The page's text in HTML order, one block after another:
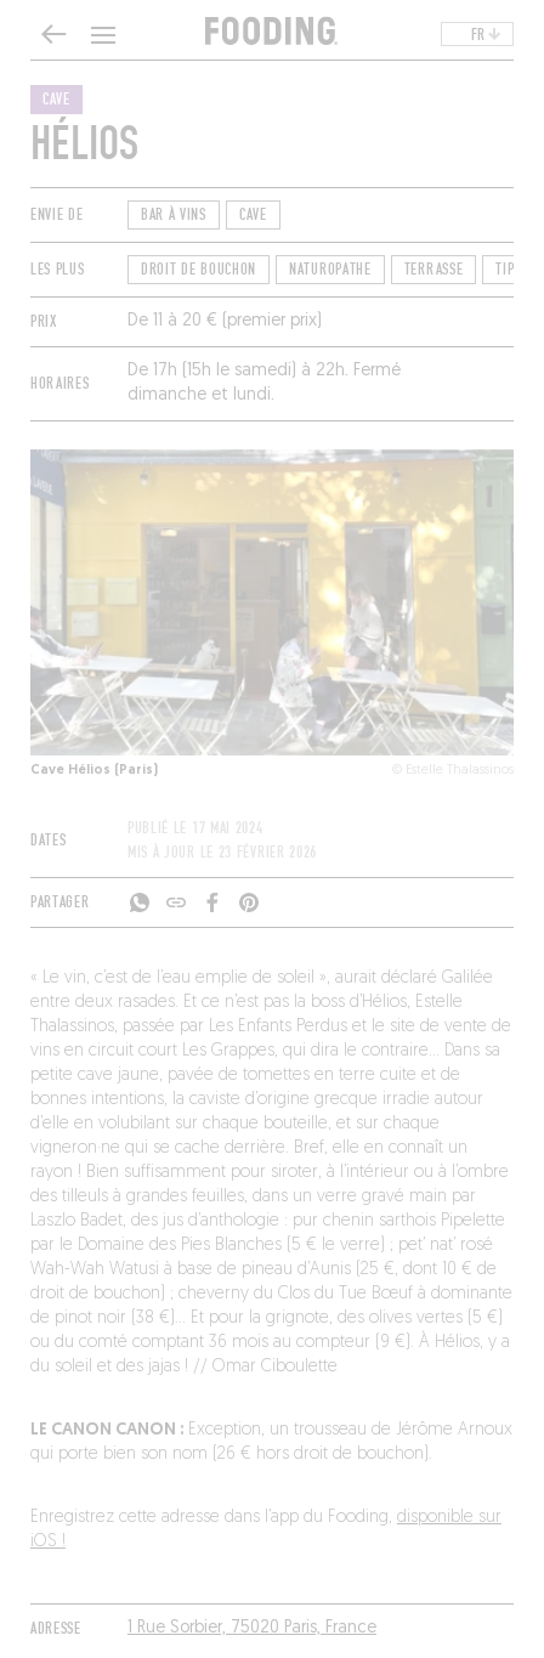
FR
CAVE
HÉLIOS
ENVIE DE BAR À VINS CAVE
LES PLUS DROIT DE BOUCHON NATUROPATHE TERRASSE TIPS AU
PRIX De 11 à 20 € (premier prix)
HORAIRES
De 17h (15h le samedi) à 22h. Fermé
dimanche et lundi.
Cave Hélios (Paris) © Estelle Thalassinos
DATES
PUBLIÉ LE
17 MAI 2024
MIS À JOUR LE 23 FÉVRIER 2026
PARTAGER
ADRESSE 1 Rue Sorbier, 75020 Paris, France
« Le vin, c’est de l’eau emplie de soleil », aurait déclaré Galilée
entre deux rasades. Et ce n’est pas la boss d’Hélios, Estelle
Thalassinos, passée par Les Enfants Perdus et le site de vente de
vins en circuit court Les Grappes, qui dira le contraire… Dans sa
petite cave jaune, pavée de tomettes en terre cuite et de
bonnes intentions, la caviste d’origine grecque irradie autour
d’elle en volubilant sur chaque bouteille, et sur chaque
vigneron·ne qui se cache derrière. Bref, elle en connaît un
rayon ! Bien suffisamment pour siroter, à l’intérieur ou à l’ombre
des tilleuls à grandes feuilles, dans un verre gravé main par
Laszlo Badet, des jus d’anthologie : pur chenin sarthois Pipelette
par le Domaine des Pies Blanches (5 € le verre) ; pet’ nat’ rosé
Wah-Wah Watusi à base de pineau d’Aunis (25 €, dont 10 € de
droit de bouchon) ; cheverny du Clos du Tue Bœuf à dominante
de pinot noir (38 €)… Et pour la grignote, des olives vertes (5 €)
ou du comté comptant 36 mois au compteur (9 €). À Hélios, y a
du soleil et des jajas ! // Omar Ciboulette
LE CANON CANON :Exception, un trousseau de Jérôme Arnoux
qui porte bien son nom (26 € hors droit de bouchon).
Enregistrez cette adresse dans l’app du Fooding, disponible sur
iOS !